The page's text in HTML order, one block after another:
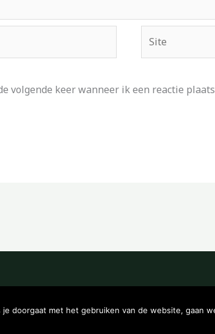
volgende keer wanneer ik een reactie
doorgaat met het gebruiken van de website, gaan